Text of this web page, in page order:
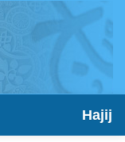
Hajij